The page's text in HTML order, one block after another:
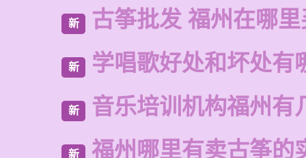
新 古筝批发 福州在哪
新 学唱歌好处和坏处有
新 音乐培训机构福州有
新 福州哪里有卖古筝的